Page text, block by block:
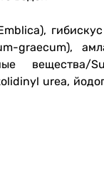
graecum),
вещества/
urea,